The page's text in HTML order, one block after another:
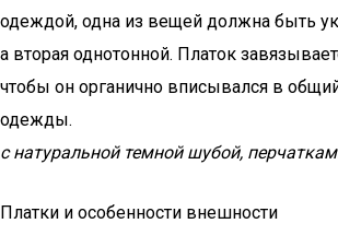
одеждой, одна из вещей должна быть
а вторая однотонной. Платок
чтобы он органично вписывался в
одежды.
с натуральной темной шубой,
Платки и особенности внешности